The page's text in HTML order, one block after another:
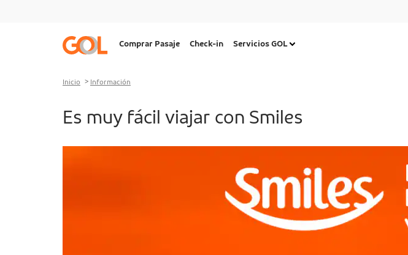
Navegação
Comprar Pasaje Check-in Servicios GOL
Inicio Información
Es muy fácil viajar con Smiles